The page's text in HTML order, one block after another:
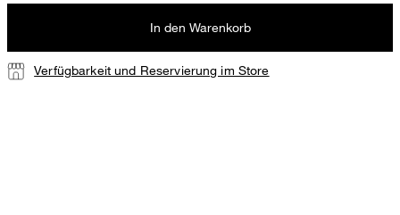
In den Warenkorb
Verfügbarkeit und Reservierung im Store